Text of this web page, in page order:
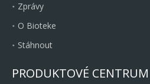
Zprávy
O Bioteke
Stáhnout
PRODUKTOVÉ CENTRUM